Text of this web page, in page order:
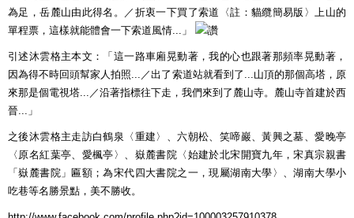
為足，岳麓山由此得名。／折衷一下買了索道〈註：貓纜簡易版〉上山的
單程票，這樣就能體會一下索道風情...」
引述沐雲格主本文：「這一路車廂晃動著，我的心也跟著那頻率晃動著，
因為得不時回頭幫家人拍照...／出了索道站就看到了...山頂的那個高塔，原
來那是個電視塔...／沿著指標往下走，我們來到了麓山寺。麓山寺首建於西
晉...」
之後沐雲格主走訪白鶴泉〈重建〉、六朝松、笑啼巖、黃興之墓、愛晚亭
〈原名紅葉亭、愛楓亭〉、嶽麓書院〈始建於北宋開寶九年，宋真宗親書
「嶽麓書院」匾額；為宋代四大書院之一，現屬湖南大學〉、湖南大學小
吃巷等名勝景點，美不勝收。